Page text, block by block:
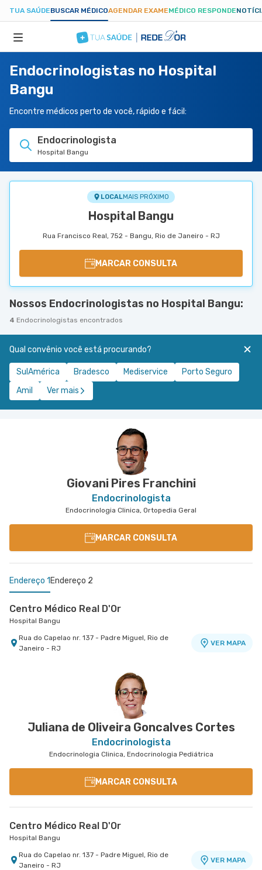
TUA SAÚDEBUSCAR MÉDICOAGENDAR EXAMEMÉDICO RESPONDE
ESPECIALIDADES
HOSPITAIS
TUASAUDE.COM
Endocrinologistas no Hospital
Bangu
Encontre médicos perto de você, rápido e fácil:
Endocrinologista
Hospital Bangu
LOCALMAIS PRÓXIMO
Hospital Bangu
Rua Francisco Real, 752 - Bangu, Rio de Janeiro - RJ
MARCAR CONSULTA
Nossos Endocrinologistas no Hospital Bangu:
4 Endocrinologistas encontrados
Qual convênio você está procurando?
SulAmérica Bradesco Mediservice
Porto Seguro
Amil
Ver mais
Giovani Pires Franchini
Endocrinologista
Endocrinologia Clinica, Ortopedia Geral
MARCAR CONSULTA
Endereço 1 Endereço 2
Centro Médico Real D'Or
Hospital Bangu
Rua do Capelao nr. 137 - Padre Miguel, Rio de
Janeiro - RJ
VER MAPA
Avenida Perimetral Marechal Floriano nr. 95 3º
Andar - Jardim Vinte e Cinco de Agosto, Duque
de Caxias - RJ
Juliana de Oliveira Goncalves Cortes
Endocrinologista
Endocrinologia Clinica, Endocrinologia Pediátrica
MARCAR CONSULTA
Centro Médico Real D'Or
Hospital Bangu
Rua do Capelao nr. 137 - Padre Miguel, Rio de
Janeiro - RJ
VER MAPA